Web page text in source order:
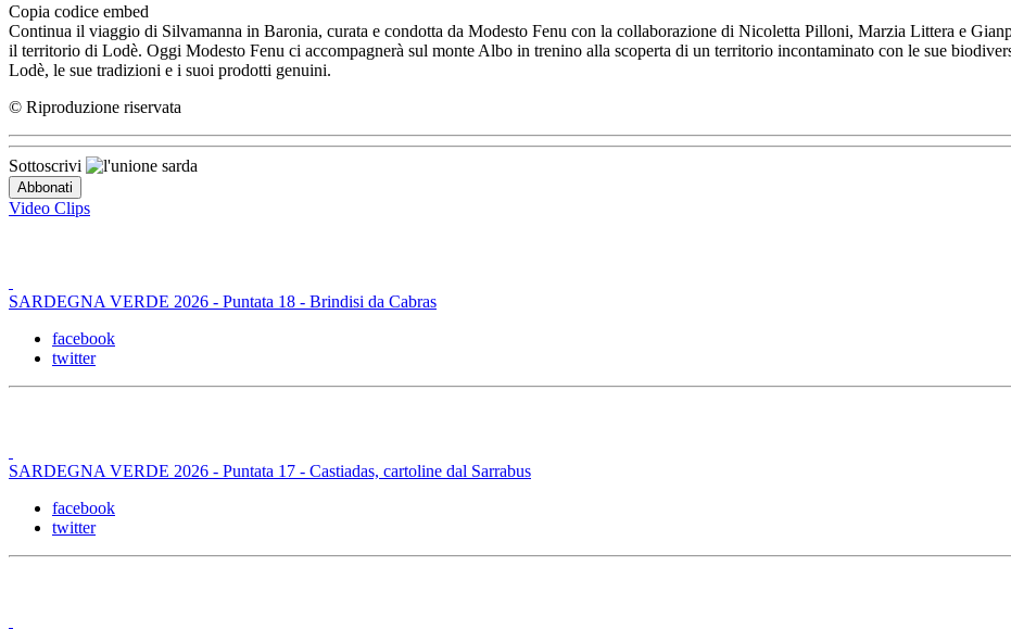
Copia codice embed
Continua il viaggio di Silvamanna in Baronia, curata e condotta da Modesto Fenu con la collaborazione di Nicoletta Pilloni, Marzia Littera e
il territorio di Lodè. Oggi Modesto Fenu ci accompagnerà sul monte Albo in trenino alla scoperta di un territorio incontaminato con le sue
Lodè, le sue tradizioni e i suoi prodotti genuini.
© Riproduzione riservata
Sottoscrivi
Video Clips
SARDEGNA VERDE 2026 - Puntata 18 - Brindisi da Cabras
facebook
twitter
SARDEGNA VERDE 2026 - Puntata 17 - Castiadas, cartoline dal Sarrabus
facebook
twitter